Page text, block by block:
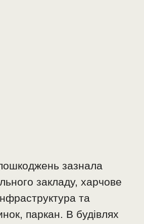
зазнала
закладу, харчове
та
паркан. В будівлях